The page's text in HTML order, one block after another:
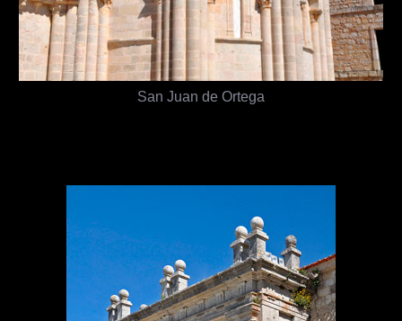
San Juan de Ortega